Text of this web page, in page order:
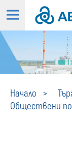
Начало
Обществени